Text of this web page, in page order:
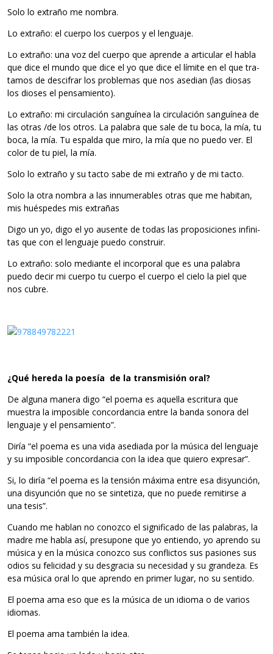
Solo lo extraño me nombra.
Lo extraño: el cuerpo los cuer­pos y el lenguaje.
Lo extraño: una voz del cuerpo que aprende a arti­cu­lar el habla
que dice el mundo que dice el yo que dice el límite en el que tra­
ta­mos de des­ci­frar los pro­ble­mas que nos ase­dian (las dio­sas
los dio­ses el pensamiento).
Lo extraño: mi cir­cu­la­ción san­guí­nea la cir­cu­la­ción san­guí­nea de
las otras /de los otros. La pala­bra que sale de tu boca, la mía, tu
boca, la mía. Tu espalda que miro, la mía que no puedo ver. El
color de tu piel, la mía.
Solo lo extraño y su tacto sabe de mi extraño y de mi tacto.
Solo la otra nom­bra a las innu­me­ra­bles otras que me habi­tan,
mis hués­pe­des mis extrañas
Digo un yo, digo el yo ausente de todas las pro­po­si­cio­nes infi­ni­
tas que con el len­guaje puedo construir.
Lo extraño: solo mediante el incor­po­ral que es una pala­bra
puedo decir mi cuerpo tu cuerpo el cuerpo el cielo la piel que
nos cubre.
¿Qué hereda la poe­sía de la trans­mi­sión oral?
De alguna manera digo “el poema es aque­lla escri­tura que
mues­tra la impo­si­ble con­cor­dan­cia entre la banda sonora del
len­guaje y el pensamiento”.
Diría “el poema es una vida ase­diada por la música del len­guaje
y su impo­si­ble con­cor­dan­cia con la idea que quiero expresar”.
Si, lo diría “el poema es la ten­sión máxima entre esa dis­yun­ción,
una dis­yun­ción que no se sin­te­tiza, que no puede remi­tirse a
una tesis”.
Cuando me hablan no conozco el sig­ni­fi­cado de las pala­bras, la
madre me habla así, pre­su­pone que yo entiendo, yo aprendo su
música y en la música conozco sus con­flic­tos sus pasio­nes sus
odios su feli­ci­dad y su des­gra­cia su nece­si­dad y su gran­deza. Es
esa música oral lo que aprendo en pri­mer lugar, no su sentido.
El poema ama eso que es la música de un idioma o de varios
idiomas.
El poema ama tam­bién la idea.